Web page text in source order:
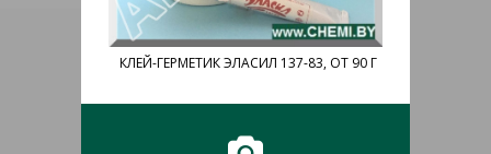
КЛЕЙ-ГЕРМЕТИК ЭЛАСИЛ 137-83, ОТ 90 Г